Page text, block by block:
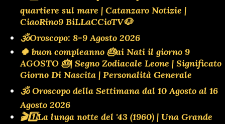
quartiere sul mare | Catanzaro Notizie |
CiaoRino9 BiLLaCCioTV🐶
🕉Oroscopo: 8-9 Agosto 2026
🍀 buon compleanno 🎂ai Nati il giorno 9
AGOSTO 🎂| Segno Zodiacale Leone | Significato
Giorno Di Nascita | Personalità Generale
🕉 Oroscopo della Settimana dal 10 Agosto al 16
Agosto 2026
🎬1️⃣La lunga notte del '43 (1960) | Una Grande